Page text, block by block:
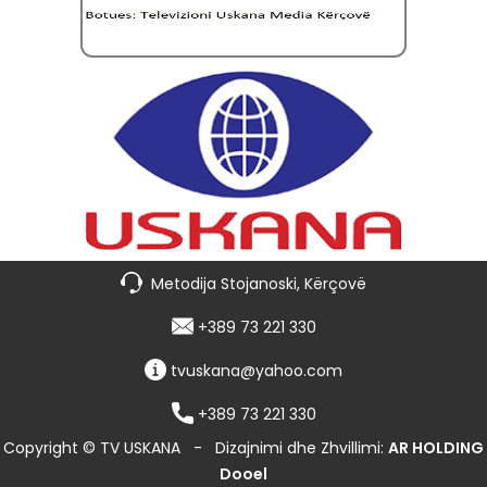
Metodija Stojanoski, Kërçovë
+389 73 221 330
tvuskana@yahoo.com
+389 73 221 330
Copyright © TV USKANA - Dizajnimi dhe Zhvillimi: AR HOLDING
Dooel